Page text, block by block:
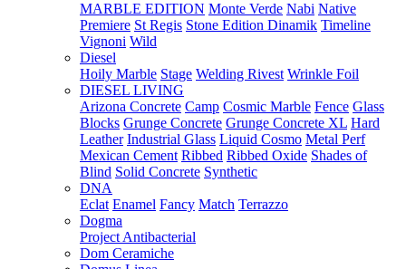
MARBLE EDITION Monte Verde Nabi Native
Premiere St Regis Stone Edition Dinamik Timeline
Vignoni Wild
Diesel
Hoily Marble Stage Welding Rivest Wrinkle Foil
DIESEL LIVING
Arizona Concrete Camp Cosmic Marble Fence Glass
Blocks Grunge Concrete Grunge Concrete XL Hard
Leather Industrial Glass Liquid Cosmo Metal Perf
Mexican Cement Ribbed Ribbed Oxide Shades of
Blind Solid Concrete Synthetic
DNA
Eclat Enamel Fancy Match Terrazzo
Dogma
Project Antibacterial
Dom Ceramiche